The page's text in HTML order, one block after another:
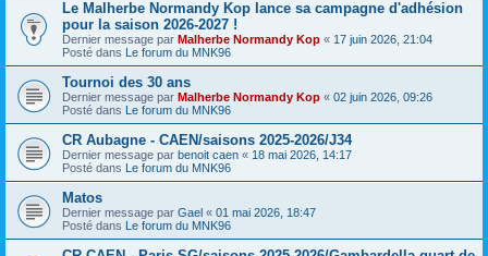
Le Malherbe Normandy Kop lance sa campagne d'adhésion
pour la saison 2026-2027 !
Dernier message par Malherbe Normandy Kop « 17 juin 2026, 21:04
Posté dans Le forum du MNK96
Tournoi des 30 ans
Dernier message par Malherbe Normandy Kop « 02 juin 2026, 09:26
Posté dans Le forum du MNK96
CR Aubagne - CAEN/saisons 2025-2026/J34
Dernier message par benoit caen « 18 mai 2026, 14:17
Posté dans Le forum du MNK96
Matos
Dernier message par Gael « 01 mai 2026, 18:47
Posté dans Le forum du MNK96